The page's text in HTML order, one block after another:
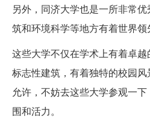
另外，同济大学也是一所非常
筑和环境科学等地方有着世界领
这些大学不仅在学术上有着卓
标志性建筑，有着独特的校园
允许，不妨去这些大学参观一
围和活力。